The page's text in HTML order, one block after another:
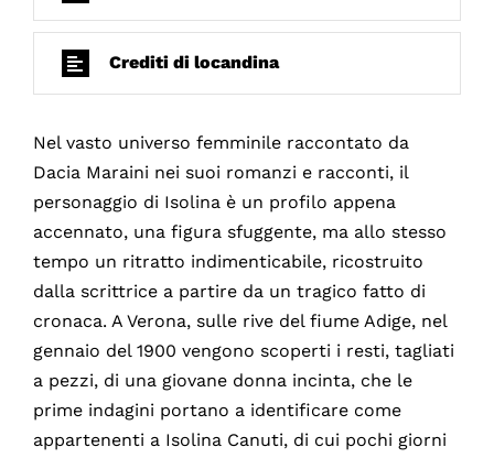
Crediti di locandina
Nel vasto universo femminile raccontato da
Dacia Maraini nei suoi romanzi e racconti, il
personaggio di Isolina è un profilo appena
accennato, una figura sfuggente, ma allo stesso
tempo un ritratto indimenticabile, ricostruito
dalla scrittrice a partire da un tragico fatto di
cronaca. A Verona, sulle rive del fiume Adige, nel
gennaio del 1900 vengono scoperti i resti, tagliati
a pezzi, di una giovane donna incinta, che le
prime indagini portano a identificare come
appartenenti a Isolina Canuti, di cui pochi giorni